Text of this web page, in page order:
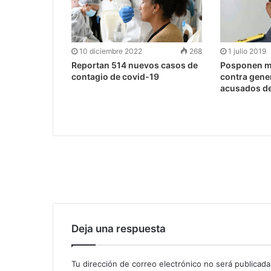
10 diciembre 2022 268
Reportan 514 nuevos casos de
contagio de covid-19
1 julio 2019
Posponen
contra
acusados
Deja una respuesta
Tu dirección de correo electrónico no será